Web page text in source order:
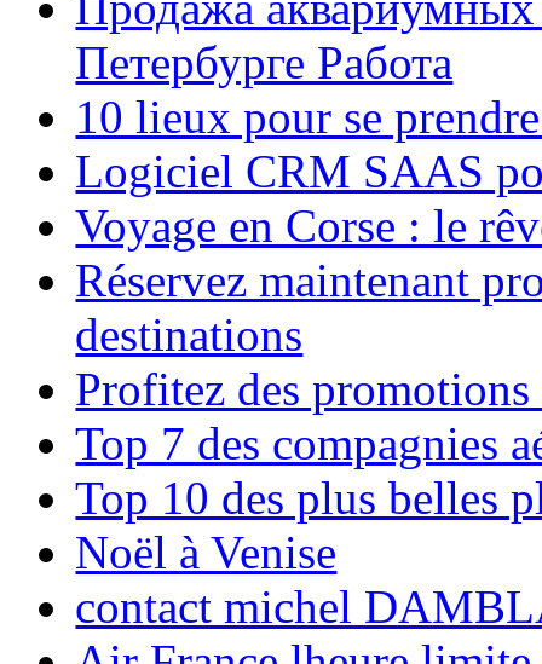
Петербурге Работа
10 lieux pour se
Logiciel CRM SAAS
Voyage en Corse : le
Réservez maintenant
destinations
Profitez des
Top 7 des compagnies
Top 10 des plus belles
Noël à Venise
contact michel